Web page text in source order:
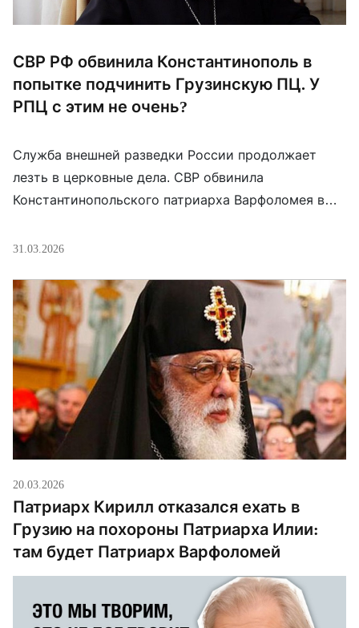
СВР РФ обвинила Константинополь в
попытке подчинить Грузинскую ПЦ. У
РПЦ с этим не очень?
Служба внешней разведки России продолжает
лезть в церковные дела. СВР обвинила
Константинопольского патриарха Варфоломея в
православия” “подчинить своему влиянию
воспользовавшись кончиной Католикоса-
Патриарха всея Грузии Илии II”. “Фанариот желает
продвинуть на освободившийся пост
представителя ГПЦ, на которого он мог бы
опереться. В качестве кандидатов на эту […]
31.03.2026
20.03.2026
Патриарх Кирилл отказался ехать в
Грузию на похороны Патриарха Илии:
там будет Патриарх Варфоломей